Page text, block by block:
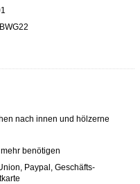
nach innen und hölzerne
benötigen
Paypal, Geschäfts-